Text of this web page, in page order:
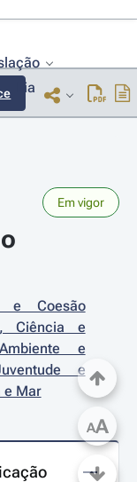
Lia
Em vigor
e Coesão
Ciência e
e
e
e Mar
AA